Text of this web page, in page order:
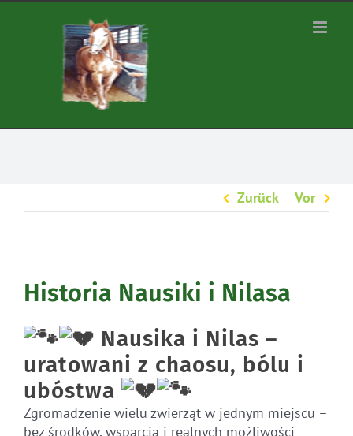
Zurück Vor
Historia Nausiki i Nilasa
Nausika i Nilas –
uratowani z chaosu, bólu i
ubóstwa
Zgromadzenie wielu zwierząt w jednym miejscu –
bez środków, wsparcia i realnych możliwości